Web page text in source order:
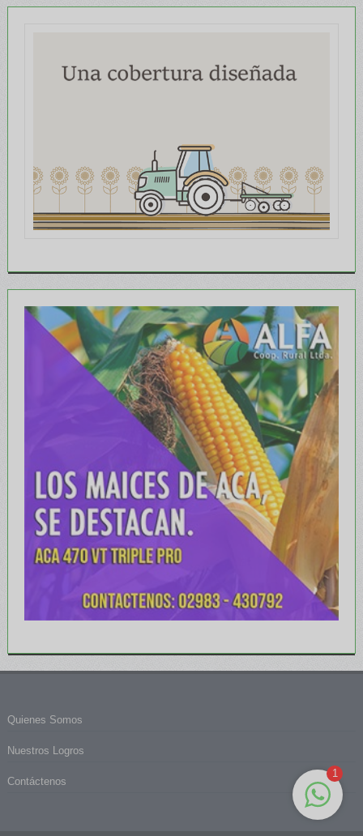
Quienes Somos
Nuestros Logros
Contáctenos
1